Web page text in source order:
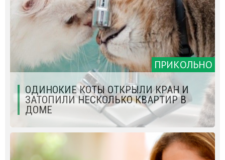
ПРИКОЛЬНО
ОДИНОКИЕ КОТЫ ОТКРЫЛИ КРАН И
ЗАТОПИЛИ НЕСКОЛЬКО КВАРТИР В
ДОМЕ